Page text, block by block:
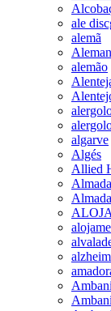
ale
alemã
alemão
algarve
Algés
Allied
Almada